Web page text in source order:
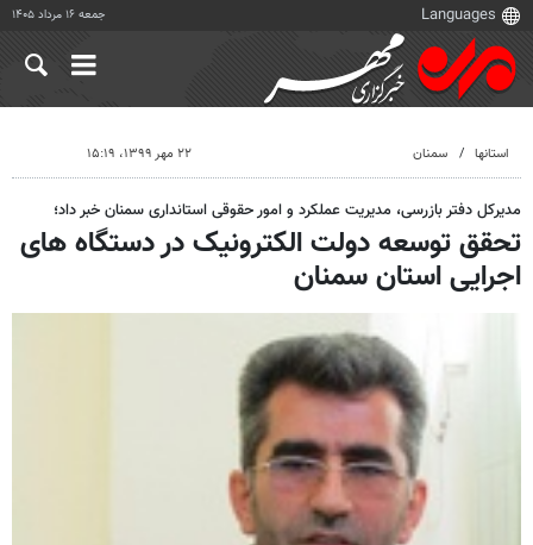
جمعه ۱۶ مرداد ۱۴۰۵
استانها سمنان ۲۲ مهر ۱۳۹۹، ۱۵:۱۹
مدیرکل دفتر بازرسی، مدیریت عملکرد و امور حقوقی استانداری سمنان خبر داد؛
تحقق توسعه دولت الکترونیک در دستگاه های
اجرایی استان سمنان